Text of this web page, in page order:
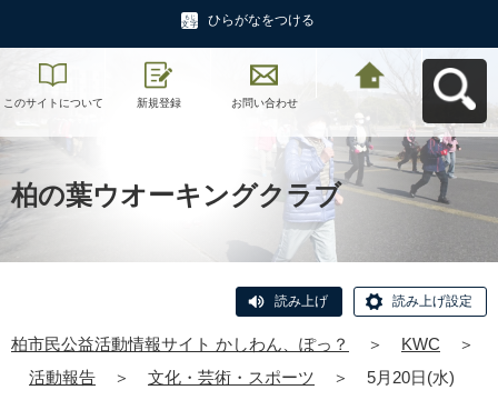
ひらがなをつける
このサイトについて 新規登録 お問い合わせ
サイト かしわん、ぽ
っ？へ戻る
柏の葉ウオーキングクラブ
読み上げ 読み上げ設定
柏市民公益活動情報サイト かしわん、ぽっ？ ＞ KWC
＞
活動報告
＞ 文化・芸術・スポーツ ＞
5月20日(水)